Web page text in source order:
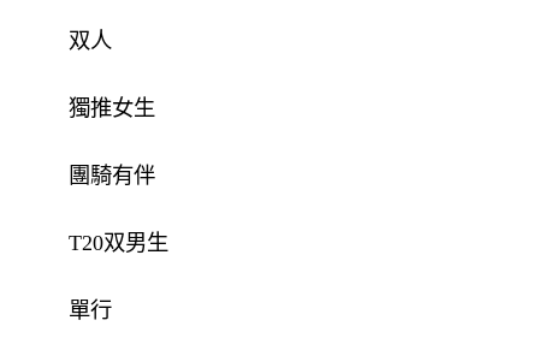
双人
獨推女生
團騎有伴
T20双男生
單行